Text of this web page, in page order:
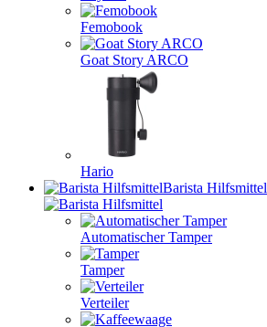
Femobook
Goat Story ARCO
Hario
Barista Hilfsmittel
Automatischer Tamper
Tamper
Verteiler